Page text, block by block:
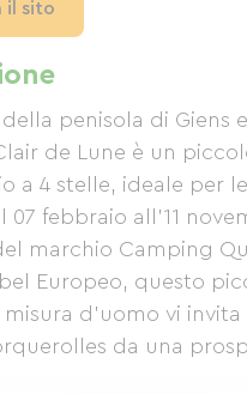
penisola di Giens
de Lune è un
a 4 stelle, ideale per
07 febbraio all'11
marchio Camping
Europeo, questo
misura d'uomo vi invita
da una
il sito